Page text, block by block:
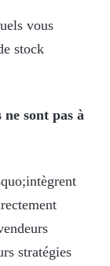
vous
stock
sont pas à
stratégies